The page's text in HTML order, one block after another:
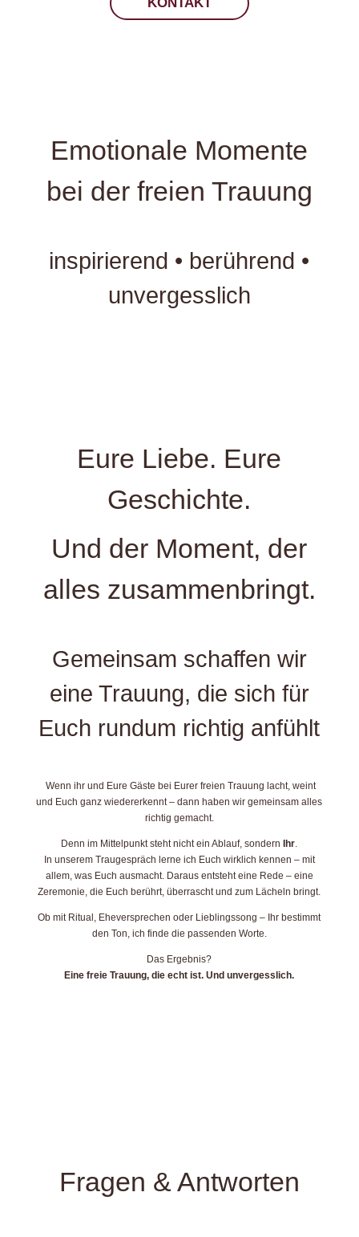
Emotionale Momente
bei der freien Trauung
inspirierend • berührend •
unvergesslich
Eure Liebe. Eure
Geschichte.
Und der Moment, der
alles zusammenbringt.
Gemeinsam schaffen wir
eine Trauung, die sich für
Euch rundum richtig anfühlt
Wenn ihr und Eure Gäste bei Eurer freien Trauung lacht, weint
und Euch ganz wiedererkennt – dann haben wir gemeinsam alles
richtig gemacht.
Denn im Mittelpunkt steht nicht ein Ablauf, sondern Ihr.
In unserem Traugespräch lerne ich Euch wirklich kennen – mit
allem, was Euch ausmacht. Daraus entsteht eine Rede – eine
Zeremonie, die Euch berührt, überrascht und zum Lächeln bringt.
Ob mit Ritual, Eheversprechen oder Lieblingssong – Ihr bestimmt
den Ton, ich finde die passenden Worte.
Das Ergebnis?
Eine freie Trauung, die echt ist. Und unvergesslich.
Fragen & Antworten